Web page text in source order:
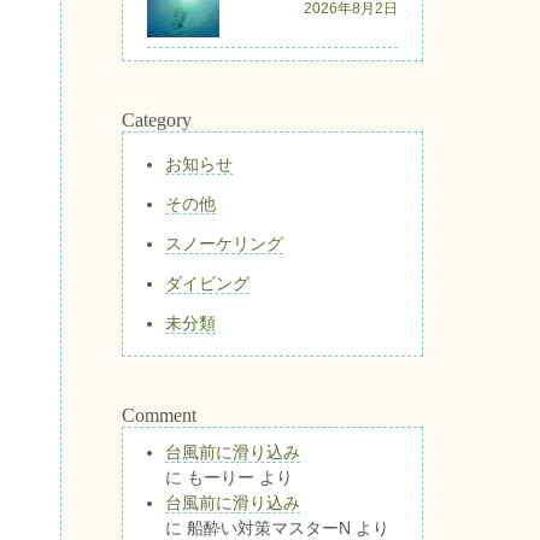
2026年8月2日
Category
お知らせ
その他
スノーケリング
ダイビング
未分類
Comment
台風前に滑り込み
に もーりー より
台風前に滑り込み
に 船酔い対策マスターN より